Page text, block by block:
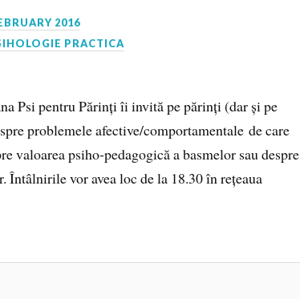
2016
PRACTICA
Psi pentru Părinți îi invită pe părinți (dar și pe
problemele afective/comportamentale de care
valoarea psiho-pedagogică a basmelor sau despre
vor avea loc de la 18.30 în rețeaua